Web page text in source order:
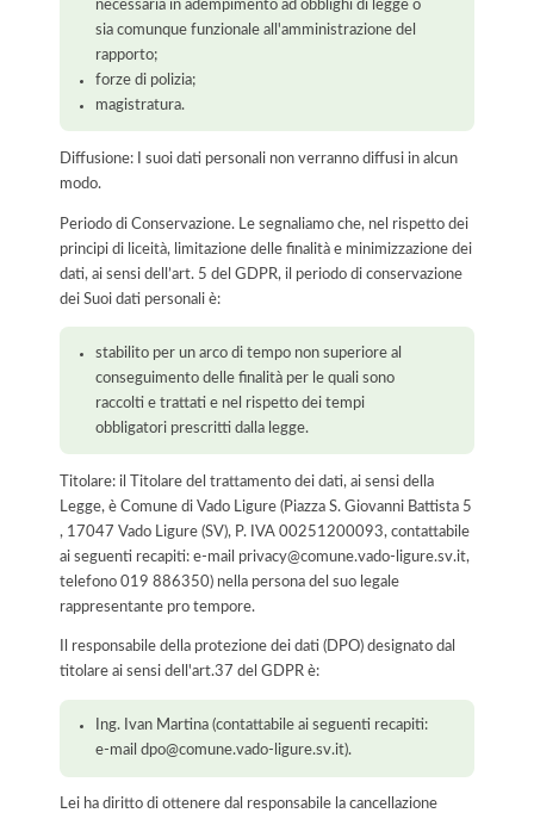
necessaria in adempimento ad obblighi di legge o
sia comunque funzionale all'amministrazione del
rapporto;
forze di polizia;
magistratura.
Diffusione: I suoi dati personali non verranno diffusi in alcun
modo.
Periodo di Conservazione. Le segnaliamo che, nel rispetto dei
principi di liceità, limitazione delle finalità e minimizzazione dei
dati, ai sensi dell’art. 5 del GDPR, il periodo di conservazione
dei Suoi dati personali è:
stabilito per un arco di tempo non superiore al
conseguimento delle finalità per le quali sono
raccolti e trattati e nel rispetto dei tempi
obbligatori prescritti dalla legge.
Titolare: il Titolare del trattamento dei dati, ai sensi della
Legge, è Comune di Vado Ligure (Piazza S. Giovanni Battista 5
, 17047 Vado Ligure (SV), P. IVA 00251200093, contattabile
ai seguenti recapiti: e-mail privacy@comune.vado-ligure.sv.it,
telefono 019 886350) nella persona del suo legale
rappresentante pro tempore.
Il responsabile della protezione dei dati (DPO) designato dal
titolare ai sensi dell'art.37 del GDPR è:
Ing. Ivan Martina (contattabile ai seguenti recapiti:
e-mail dpo@comune.vado-ligure.sv.it).
Lei ha diritto di ottenere dal responsabile la cancellazione